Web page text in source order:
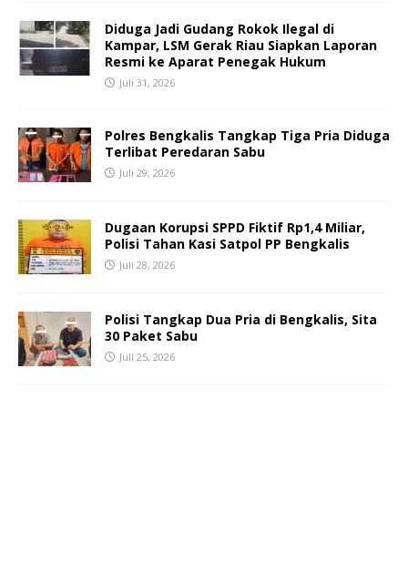
Diduga Jadi Gudang Rokok Ilegal di
Kampar, LSM Gerak Riau Siapkan Laporan
Resmi ke Aparat Penegak Hukum
Juli 31, 2026
Polres Bengkalis Tangkap Tiga Pria Diduga
Terlibat Peredaran Sabu
Juli 29, 2026
Dugaan Korupsi SPPD Fiktif Rp1,4 Miliar,
Polisi Tahan Kasi Satpol PP Bengkalis
Juli 28, 2026
Polisi Tangkap Dua Pria di Bengkalis, Sita
30 Paket Sabu
Juli 25, 2026